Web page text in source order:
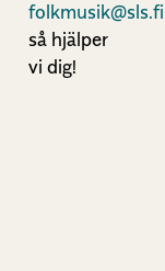
folkmusik@sls.fi
så hjälper
vi dig!